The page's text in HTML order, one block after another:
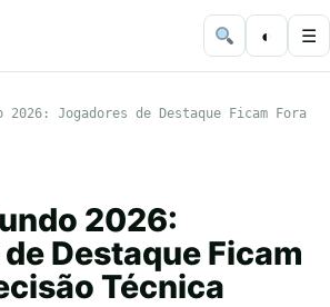
◐ ☰
2026: Jogadores de Destaque Ficam Fora
2026:
Destaque Ficam
Técnica